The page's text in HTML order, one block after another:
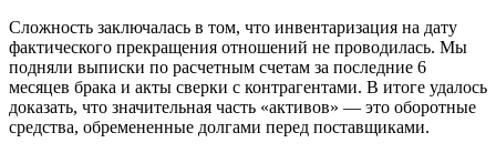
Сложность заключалась в том, что инвентаризация на дату
фактического прекращения отношений не проводилась. Мы
подняли выписки по расчетным счетам за последние 6
месяцев брака и акты сверки с контрагентами. В итоге удалось
доказать, что значительная часть «активов» — это оборотные
средства, обремененные долгами перед поставщиками.